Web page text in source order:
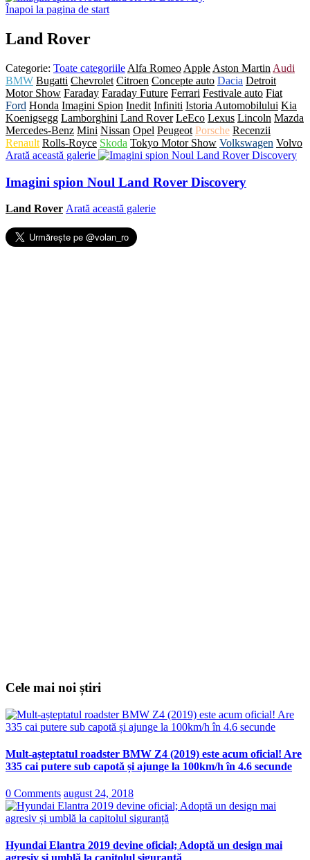
Înapoi la pagina de start
Land Rover
Categorie: Toate categoriile Alfa Romeo Apple Aston Martin Audi
BMW Bugatti Chevrolet Citroen Concepte auto Dacia Detroit
Motor Show Faraday Faraday Future Ferrari Festivale auto Fiat
Ford Honda Imagini Spion Inedit Infiniti Istoria Automobilului Kia
Koenigsegg Lamborghini Land Rover LeEco Lexus Lincoln Mazda
Mercedes-Benz Mini Nissan Opel Peugeot Porsche Recenzii
Renault Rolls-Royce Skoda Tokyo Motor Show Volkswagen Volvo
Arată această galerie
Imagini spion Noul Land Rover Discovery
Land Rover Arată această galerie
Cele mai noi știri
Mult-așteptatul roadster BMW Z4 (2019) este acum oficial! Are
335 cai putere sub capotă și ajunge la 100km/h în 4.6 secunde
0 Comments august 24, 2018
Hyundai Elantra 2019 devine oficial; Adoptă un design mai